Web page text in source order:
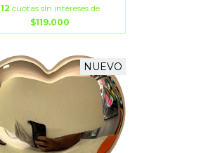
12 cuotas sin intereses de
$119.000
NUEVO